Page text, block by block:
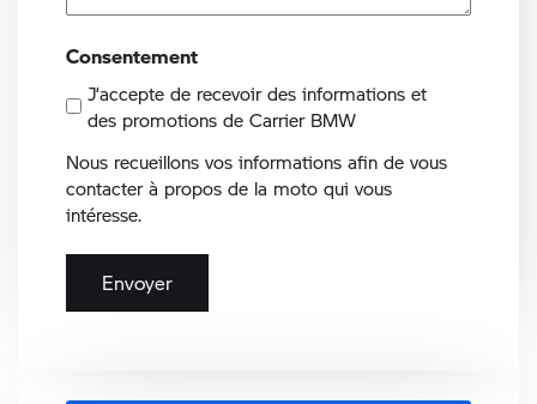
Consentement
J’accepte de recevoir des informations et
des promotions de Carrier BMW
Nous recueillons vos informations afin de vous
contacter à propos de la moto qui vous
intéresse.